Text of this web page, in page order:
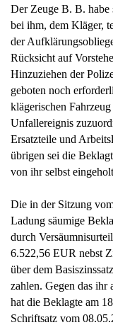
Der Zeuge B. B. habe
bei ihm, dem Kläger,
der
Rücksicht auf
Hinzuziehen der
geboten noch
klägerischen
Unfallereignis
Ersatzteile und
übrigen sei die
von ihr selbst
Die in der Sitzung
Ladung säumige
durch
6.522,56 EUR nebst
über dem
zahlen. Gegen das ihr
hat die Beklagte am
Schriftsatz vom